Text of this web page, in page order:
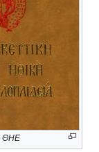
ΘΗΕ